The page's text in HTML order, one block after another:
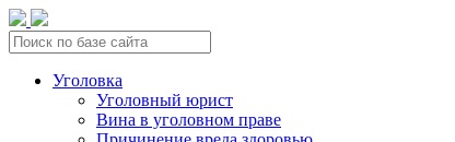
Уголовка
Уголовный юрист
Вина в уголовном праве